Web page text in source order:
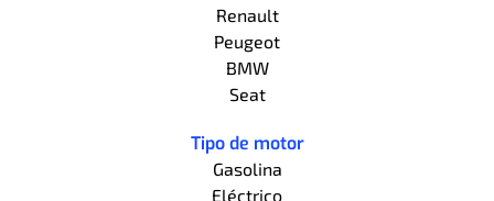
Renault
Peugeot
BMW
Seat
Tipo de motor
Gasolina
Eléctrico